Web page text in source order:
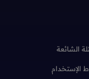
الشائعة
الإستخدام